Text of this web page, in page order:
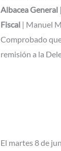
Albacea General
Fiscal | Manuel
Comprobado
remisión a la
El martes 8 de